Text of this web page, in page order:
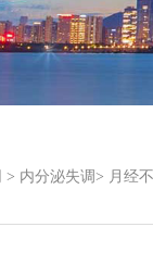
> 内分泌失调> 月经